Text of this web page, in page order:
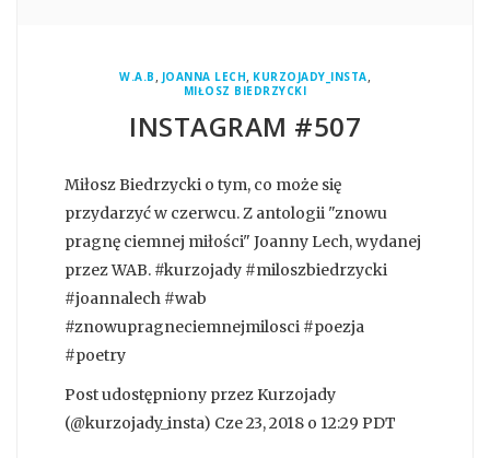
W.A.B, JOANNA LECH, KURZOJADY_INSTA,
MIŁOSZ BIEDRZYCKI
INSTAGRAM #507
Miłosz Biedrzycki o tym, co może się
przydarzyć w czerwcu. Z antologii "znowu
pragnę ciemnej miłości" Joanny Lech, wydanej
przez WAB. #kurzojady #miloszbiedrzycki
#joannalech #wab
#znowupragneciemnejmilosci #poezja
#poetry
Post udostępniony przez Kurzojady
(@kurzojady_insta) Cze 23, 2018 o 12:29 PDT